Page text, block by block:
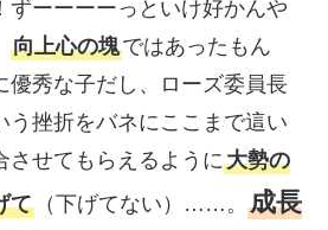
ずーーーーっといけ好かんや
向上心の塊ではあったもん
優秀な子だし、ローズ委員長
う挫折をバネにここまで這い
させてもらえるように大勢の
て（下げてない）……。 成長